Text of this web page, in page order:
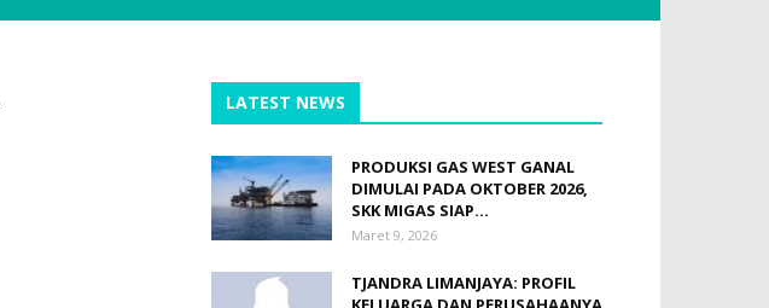
LATEST NEWS
PRODUKSI GAS WEST GANAL
DIMULAI PADA OKTOBER 2026,
SKK MIGAS SIAP...
Maret 9, 2026
TJANDRA LIMANJAYA: PROFIL